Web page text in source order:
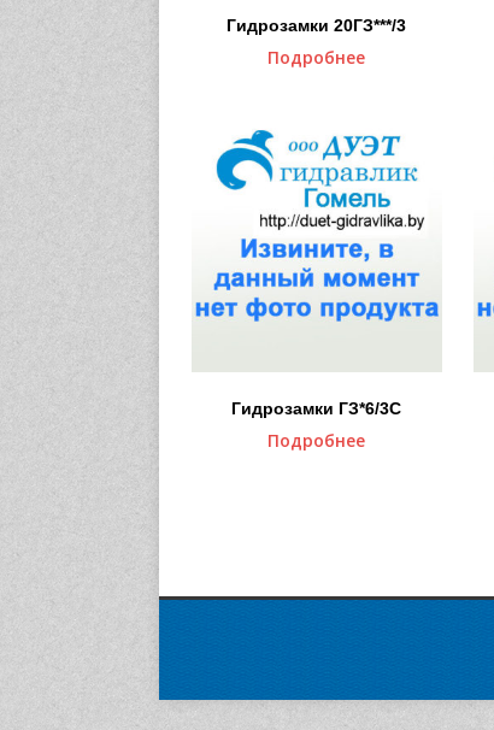
Гидрозамки 20ГЗ***/3
Подробнее
Гидрозамки ГЗ*6/3С
Подробнее